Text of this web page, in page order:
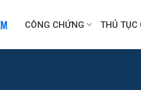
CÔNG CHỨNG THỦ TỤC